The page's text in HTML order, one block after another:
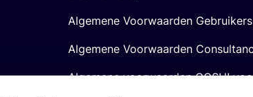
Algemene Voorwaarden Gebruikers
Algemene Voorwaarden
Algemene voorwaarden COSH!